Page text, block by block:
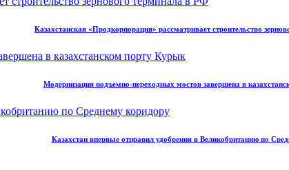
Казахстанская «Продкорпорация» рассматривает строительство
Модернизация подъемно-переходных мостов завершена в
Казахстан впервые отправил удобрения в Великобританию по